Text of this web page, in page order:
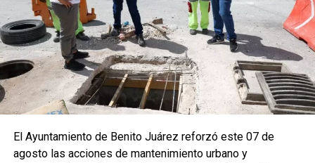
El Ayuntamiento de Benito Juárez reforzó este 07 de
agosto las acciones de mantenimiento urbano y